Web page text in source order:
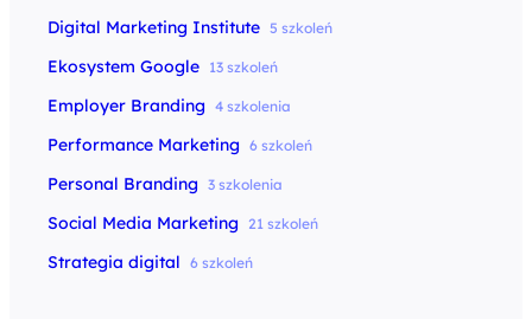
Digital Marketing Institute 5 szkoleń
Ekosystem Google 13 szkoleń
Employer Branding 4 szkolenia
Performance Marketing 6 szkoleń
Personal Branding 3 szkolenia
Social Media Marketing 21 szkoleń
Strategia digital 6 szkoleń